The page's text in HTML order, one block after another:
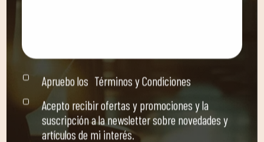
Apruebo los Términos y Condiciones
Acepto recibir ofertas y promociones y la
suscripción a la newsletter sobre novedades y
artículos de mi interés.